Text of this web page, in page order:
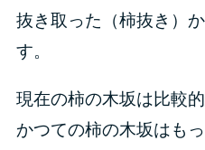
抜き取った（柿抜き）
す。
現在の柿の木坂は比較
かつての柿の木坂はも